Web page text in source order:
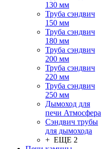
130 мм
Труба сэндвич
150 мм
Труба сэндвич
180 мм
Труба сэндвич
200 мм
Труба сэндвич
220 мм
Труба сэндвич
250 мм
Дымоход для
печи Атмосфера
Сэндвич трубы
для дымохода
+ ЕЩЕ 2